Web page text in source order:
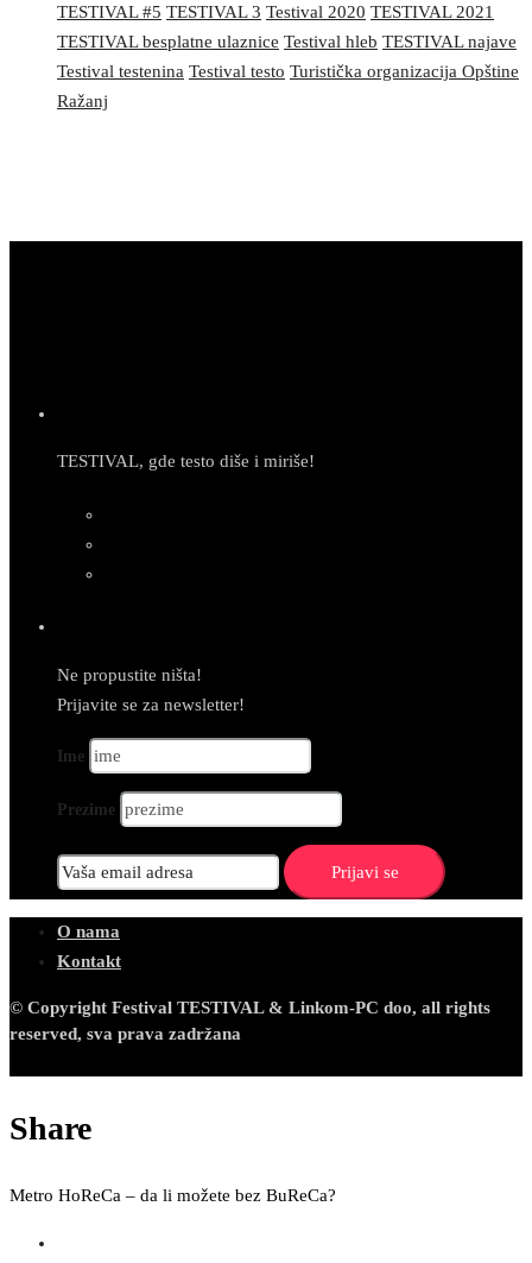
TESTIVAL #5 TESTIVAL 3 Testival 2020 TESTIVAL 2021
TESTIVAL besplatne ulaznice Testival hleb TESTIVAL najave
Testival testenina Testival testo Turistička organizacija Opštine
Ražanj
TESTIVAL, gde testo diše i miriše!
Ne propustite ništa!
Prijavite se za newsletter!
Ime
Prezime
O nama
Kontakt
© Copyright Festival TESTIVAL & Linkom-PC doo, all rights
reserved, sva prava zadržana
Share
Metro HoReCa – da li možete bez BuReCa?